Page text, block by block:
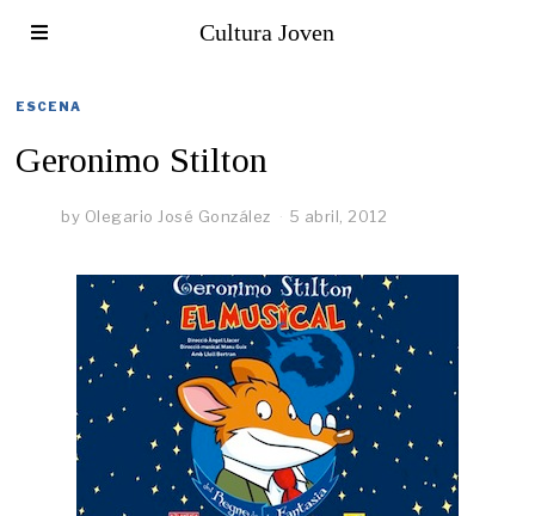
Cultura Joven
ESCENA
Geronimo Stilton
by Olegario José González 5 abril, 2012